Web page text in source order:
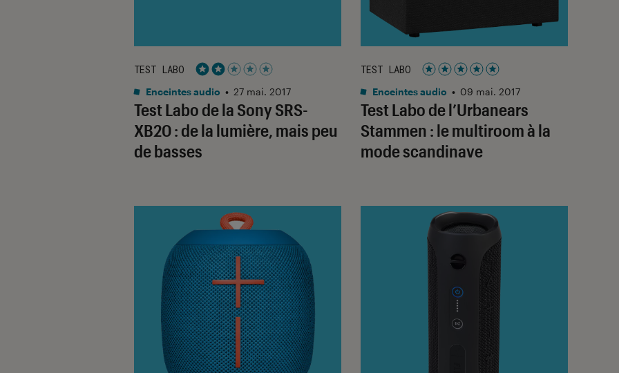
Test Labo de la Sony SRS-
XB20 : de la lumière, mais peu
de basses
TEST LABO
Noté 2 étoiles sur 5
Enceintes audio • 27 mai. 2017
Test Labo de l’Urbanears
Stammen : le multiroom à la
mode scandinave
TEST LABO
Noté 5 étoiles sur 5
Enceintes audio • 09 mai. 2017